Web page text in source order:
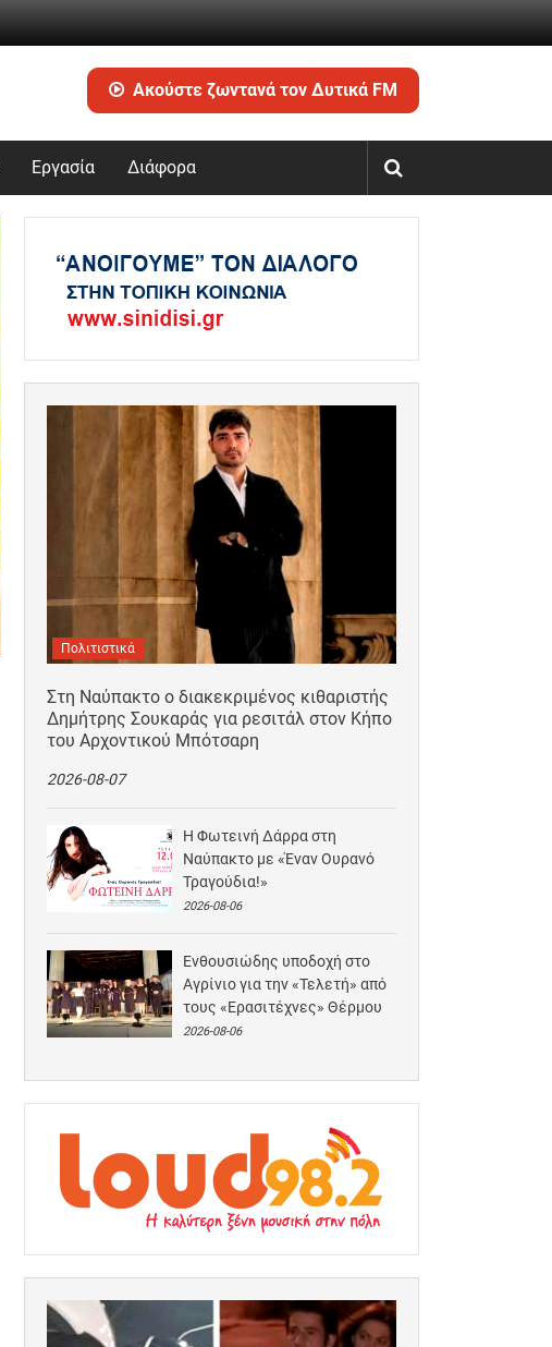
Ακούστε ζωντανά τον Δυτικά FM
Εργασία Διάφορα
Πολιτιστικά
Στη Ναύπακτο ο διακεκριμένος κιθαριστής
Δημήτρης Σουκαράς για ρεσιτάλ στον Κήπο
του Αρχοντικού Μπότσαρη
2026-08-07
Η Φωτεινή Δάρρα στη
Ναύπακτο με «Έναν Ουρανό
Τραγούδια!»
2026-08-06
Ενθουσιώδης υποδοχή στο
Αγρίνιο για την «Τελετή» από
τους «Ερασιτέχνες» Θέρμου
2026-08-06